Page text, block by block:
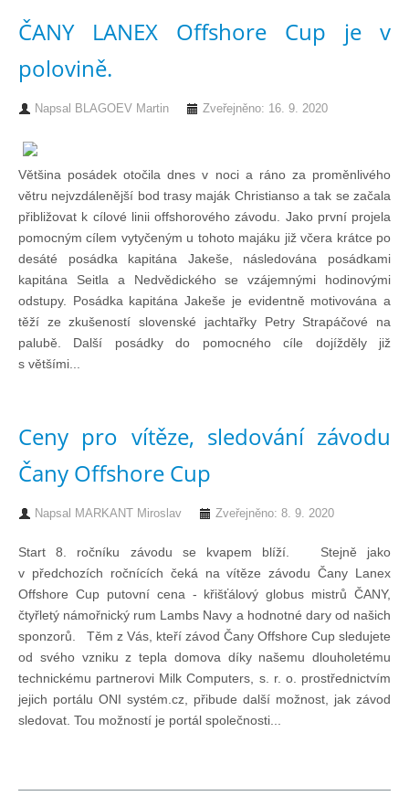
Kvízy
O lodích a plavbách
Přednášky
O plavbách českých jachtařů
Převzaté články ze zahraničí
Plavební oblasti
Knihovna
Knihovna
Knihy k prodeji
Kontakt
Bazar
ČANY LANEX Offshore Cup je v
polovině.
Napsal BLAGOEV Martin Zveřejněno: 16. 9. 2020
Většina posádek otočila dnes v noci a ráno za proměnlivého
větru nejvzdálenější bod trasy maják Christianso a tak se začala
přibližovat k cílové linii offshorového závodu. Jako první projela
pomocným cílem vytyčeným u tohoto majáku již včera krátce po
desáté posádka kapitána Jakeše, následována posádkami
kapitána Seitla a Nedvědického se vzájemnými hodinovými
odstupy. Posádka kapitána Jakeše je evidentně motivována a
těží ze zkušeností slovenské jachtařky Petry Strapáčové na
palubě. Další posádky do pomocného cíle dojížděly již
s většími...
Ceny pro vítěze, sledování závodu
Čany Offshore Cup
Napsal MARKANT Miroslav Zveřejněno: 8. 9. 2020
Start 8. ročníku závodu se kvapem blíží. Stejně jako
v předchozích ročnících čeká na vítěze závodu Čany Lanex
Offshore Cup putovní cena - křišťálový globus mistrů ČANY,
čtyřletý námořnický rum Lambs Navy a hodnotné dary od našich
sponzorů. Těm z Vás, kteří závod Čany Offshore Cup sledujete
od svého vzniku z tepla domova díky našemu dlouholetému
technickému partnerovi Milk Computers, s. r. o. prostřednictvím
jejich portálu ONI systém.cz, přibude další možnost, jak závod
sledovat. Tou možností je portál společnosti...